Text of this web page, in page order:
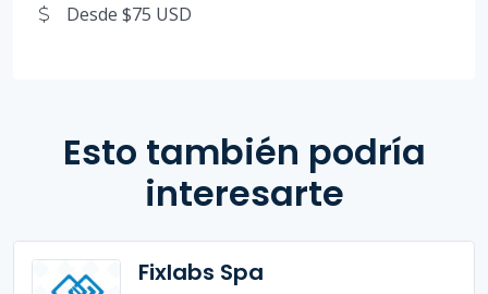
Desde $75 USD
Esto también podría
interesarte
Fixlabs Spa